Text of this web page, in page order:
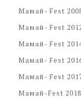
Мамай- Fest
Мамай- Fest
Мамай- Fest
Мамай- Fest
Мамай- Fest
Мамай-Fest 2018